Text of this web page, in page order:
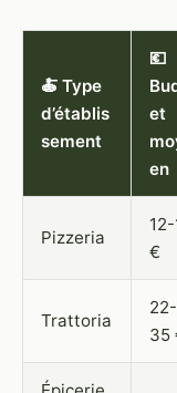
🍝 Type
d’établis
sement
💶
et
en
Pizzeria
€
Trattoria
22-
35